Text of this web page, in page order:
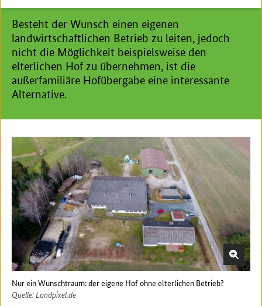
Besteht der Wunsch einen eigenen
landwirtschaftlichen Betrieb zu leiten, jedoch
nicht die Möglichkeit beispielsweise den
elterlichen Hof zu übernehmen, ist die
außerfamiliäre Hofübergabe eine interessante
Alternative.
Nur ein Wunschtraum: der eigene Hof ohne elterlichen Betrieb?
Quelle: Landpixel.de